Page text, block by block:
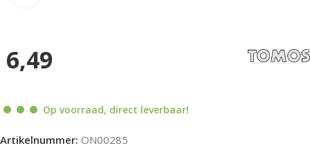
6,49
Op voorraad, direct leverbaar!
Artikelnummer: ON00285